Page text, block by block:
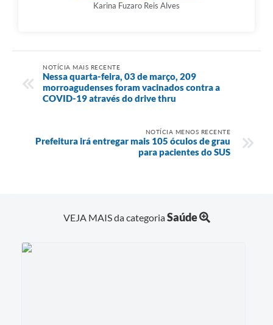
Karina Fuzaro Reis Alves
NOTÍCIA MAIS RECENTE
Nessa quarta-feira, 03 de março, 209
morroagudenses foram vacinados contra a
COVID-19 através do drive thru
NOTÍCIA MENOS RECENTE
Prefeitura irá entregar mais 105 óculos de grau
para pacientes do SUS
VEJA MAIS da categoriaSaúde